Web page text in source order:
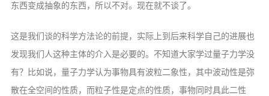
东西变成抽象的东西，所以不对。现在就不谈了。
这是我们谈的科学方法论的前提，实际上到后来科学自己的进展也
发现我们人这种主体的介入是必要的。不知道大家学过量子力学没
有？比如说，量子力学认为事物具有波粒二象性，其中波动性是弥
散在全空间的性质，而粒子性是定点的性质，事物同时具此二性